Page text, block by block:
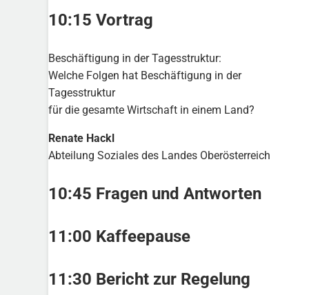
10:15 Vortrag
Beschäftigung in der Tagesstruktur:
Welche Folgen hat Beschäftigung in der
Tagesstruktur
für die gesamte Wirtschaft in einem Land?
Renate Hackl
Abteilung Soziales des Landes Oberösterreich
10:45 Fragen und Antworten
11:00 Kaffeepause
11:30 Bericht zur Regelung